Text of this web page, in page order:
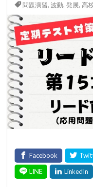
問題演習, 波動, 発展, 高